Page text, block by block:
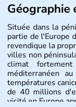
Géographie
Située dans la
partie de l'Europe
revendique la
villes non
climat
méditerranéen
températures
de 40 millions
visité en Europe